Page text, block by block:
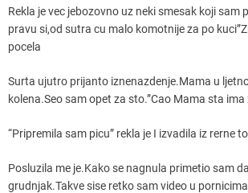
Rekla je vec jebozovno uz neki smesak koji sam
pravu si,od sutra cu malo komotnije za po
pocela
Surta ujutro prijanto iznenazdenje.Mama u
kolena.Seo sam opet za sto.”Cao Mama sta ima
“Pripremila sam picu” rekla je I izvadila iz rerne
Posluzila me je.Kako se nagnula primetio sam
grudnjak.Takve sise retko sam video u